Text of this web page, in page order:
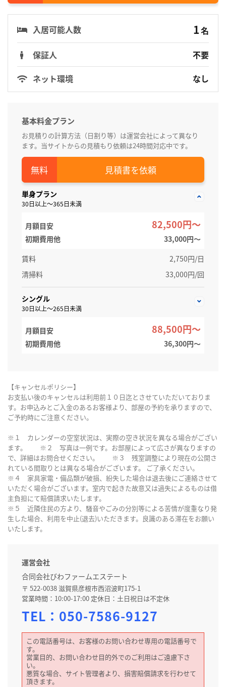
入居可能人数 1名
保証人
不要
ネット環境
なし
基本料金プラン
お見積りの計算方法（日割り等）は運営会社によって異なり
ます。当サイトからの見積もり依頼は24時間対応中です。
見積書を依頼
単身プラン
30日以上～365日未満
月額目安 82,500円～
初期費用他
33,000円〜
賃料
2,750円/日
清掃料
33,000円/回
シングル
30日以上～265日未満
月額目安 88,500円～
初期費用他 36,300円〜
【キャンセルポリシー】
お支払い後のキャンセルは利用前１０日迄とさせていただいておりま
す。お申込みとご入金のあるお客様より、部屋の予約を承りますので、
ご予約時にご注意ください。
※１ カレンダーの空室状況は、実際の空き状況を異なる場合がござい
ます。 ※２ 写真は一例です。お部屋によって広さが異なりますの
で、詳細はお問合せください。 ※３ 残室調整により現在の公開さ
れている間取りとは異なる場合がございます。 ご了承ください。
※４ 家具家電・備品類が破損、紛失した場合は退去後にご連絡させて
いただく場合がございます。室内で起きた故意又は過失によるものは借
主負担にて賠償請求いたします。
※５ 近隣住民の方より、騒音やごみの分別等による苦情が度重なり発
生した場合、利用を中止(退去)いただきます。良識のある滞在をお願い
いたします。
運営会社
合同会社びわファームエステート
〒 522-0038 滋賀県彦根市西沼波町175-1
営業時間：10:00-17:00 定休日：土日祝日は不定休
TEL： 050-7586-9127
この電話番号は、お客様のお問い合わせ専用の電話番号で
す。
営業目的、お問い合わせ目的外でのご利用はご遠慮下さ
い。
悪質な場合、サイト管理者より、損害賠償請求を行わせて
頂きます。